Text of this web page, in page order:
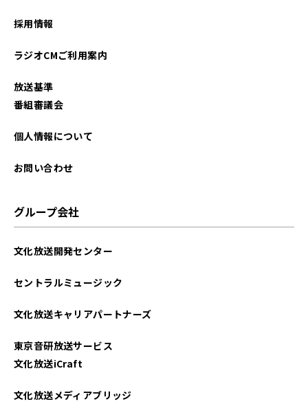
採用情報
ラジオCMご利用案内
放送基準
番組審議会
個人情報について
お問い合わせ
グループ会社
文化放送開発センター
セントラルミュージック
文化放送キャリアパートナーズ
東京音研放送サービス
文化放送iCraft
文化放送メディアブリッジ